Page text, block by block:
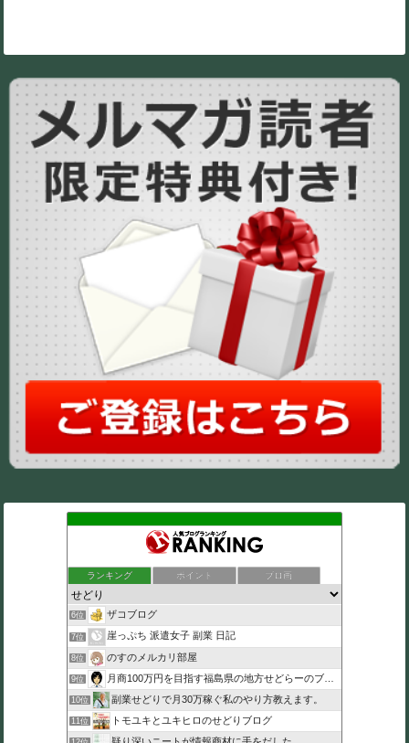
ランキング ポイント ブロ画
6位 ザコブログ
7位 崖っぷち 派遣女子 副業 日記
8位 のすのメルカリ部屋
9位 月商100万円を目指す福島県の地方せどらーのブログ
10位 副業せどりで月30万稼ぐ私のやり方教えます。
11位 トモユキとユキヒロのせどりブログ